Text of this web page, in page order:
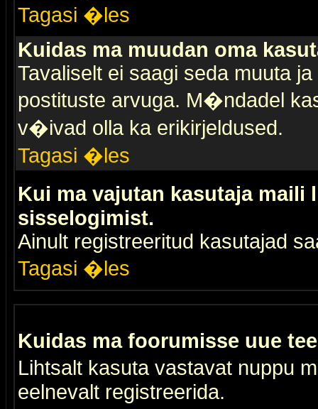
Tagasi �les
Kuidas ma muudan oma
Tavaliselt ei saagi seda muuta
postituste arvuga. M�ndadel
v�ivad olla ka erikirjeldused.
Tagasi �les
Kui ma vajutan kasutaja
sisselogimist.
Ainult registreeritud kasutajad
Tagasi �les
Kuidas ma foorumisse uue
Lihtsalt kasuta vastavat nuppu
eelnevalt registreerida.